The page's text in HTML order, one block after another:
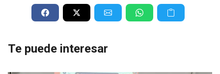
Te puede interesar